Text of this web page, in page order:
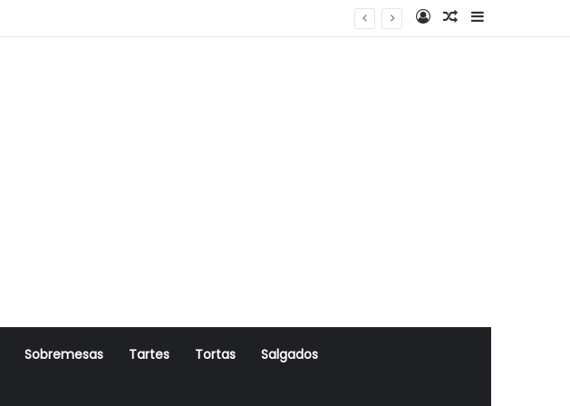
Log InArtigo Aleatório
Sidebar
Sobremesas Tartes Tortas Salgados